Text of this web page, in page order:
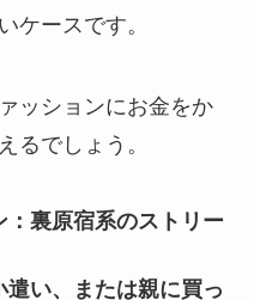
ケースです。
ッションにお金をか
るでしょう。
裏原宿系のストリー
い、または親に買っ